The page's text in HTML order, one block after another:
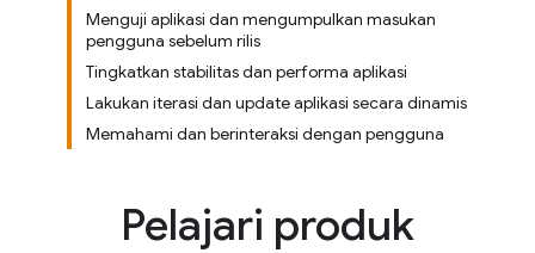
Menguji aplikasi dan mengumpulkan masukan
pengguna sebelum rilis
Tingkatkan stabilitas dan performa aplikasi
Lakukan iterasi dan update aplikasi secara dinamis
Memahami dan berinteraksi dengan pengguna
Pelajari produk